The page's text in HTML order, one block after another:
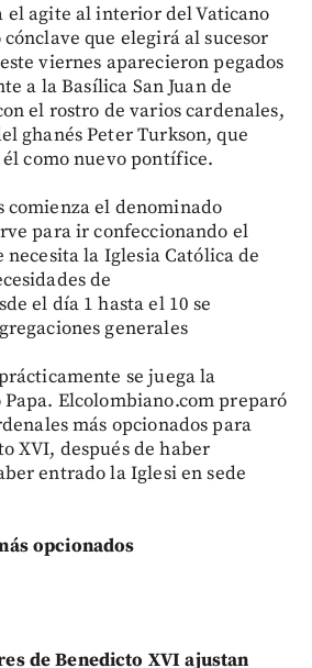
el agite al interior del Vaticano
que elegirá al sucesor
viernes aparecieron pegados
a la Basílica San Juan de
el rostro de varios cardenales,
ghanés Peter Turkson, que
como nuevo pontífice.
comienza el denominado
para ir confeccionando el
la Iglesia Católica de
de
el día 1 hasta el 10 se
generales
se juega la
Elcolombiano.com preparó
más opcionados para
XVI, después de haber
entrado la Iglesi en sede
opcionados